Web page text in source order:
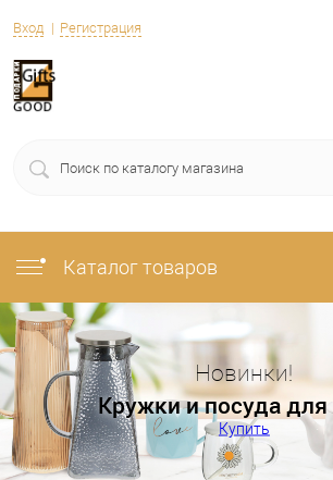
Вход Регистрация
Каталог товаров
Новинки!
Кружки и посуда
Купить